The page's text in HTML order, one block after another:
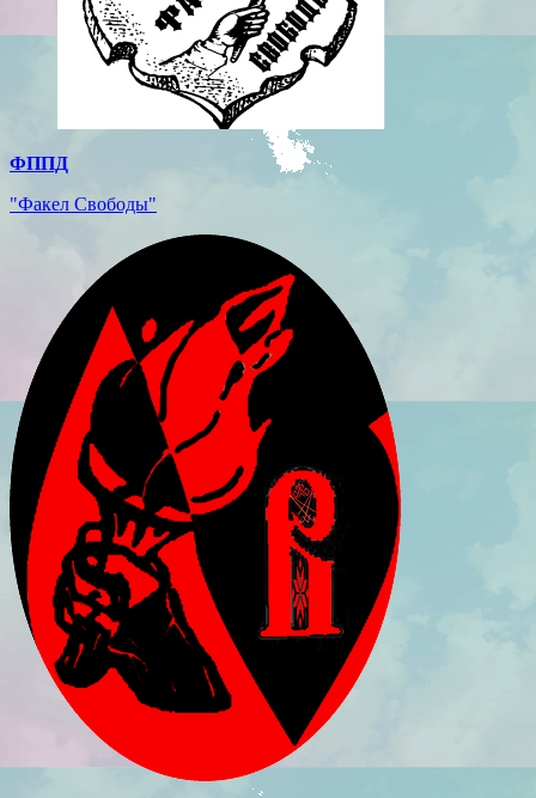
ФППД
"Факел Свободы"